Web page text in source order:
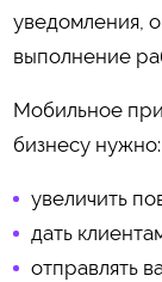
уведомления,
выполнение
Мобильное
бизнесу нужно:
увеличить
дать
отправлять